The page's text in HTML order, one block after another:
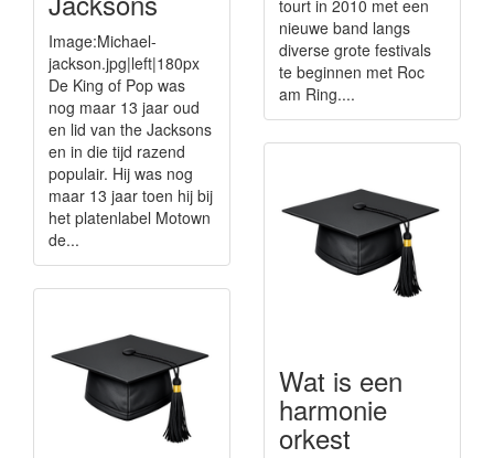
Image:Michael-
jackson.jpg|left|180px
De King of Pop was
nog maar 13 jaar oud
en lid van the Jacksons
en in die tijd razend
populair. Hij was nog
maar 13 jaar toen hij bij
het platenlabel Motown
de...
tourt in 2010 met een
nieuwe band langs
diverse grote festivals
te beginnen met Roc
am Ring....
Wat is een
harmonie
orkest